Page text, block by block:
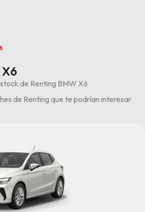
de Renting BMW X6
de Renting que te podrían interesar